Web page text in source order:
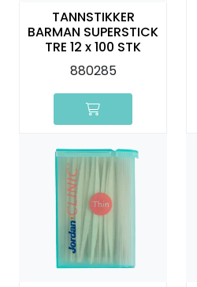
TANNSTIKKER
BARMAN SUPERSTICK
TRE 12 x 100 STK
880285